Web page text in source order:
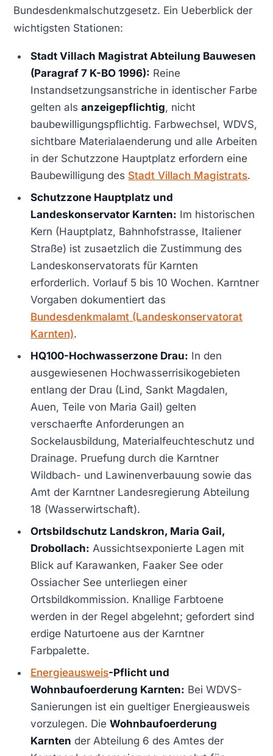
Bundesdenkmalschutzgesetz. Ein Ueberblick der
wichtigsten Stationen:
Stadt Villach Magistrat Abteilung Bauwesen
(Paragraf 7 K-BO 1996): Reine
Instandsetzungsanstriche in identischer Farbe
gelten alsanzeigepflichtig, nicht
baubewilligungspflichtig. Farbwechsel, WDVS,
sichtbare Materialaenderung und alle Arbeiten
in der Schutzzone Hauptplatz erfordern eine
Baubewilligung des Stadt Villach Magistrats.
Schutzzone Hauptplatz und
Landeskonservator Karnten: Im historischen
Kern (Hauptplatz, Bahnhofstrasse, Italiener
Straße) ist zusaetzlich die Zustimmung des
Landeskonservatorats für Karnten
erforderlich. Vorlauf 5 bis 10 Wochen. Karntner
Vorgaben dokumentiert das
Bundesdenkmalamt (Landeskonservatorat
Karnten).
HQ100-Hochwasserzone Drau: In den
ausgewiesenen Hochwasserrisikogebieten
entlang der Drau (Lind, Sankt Magdalen,
Auen, Teile von Maria Gail) gelten
verschaerfte Anforderungen an
Sockelausbildung, Materialfeuchteschutz und
Drainage. Pruefung durch die Karntner
Wildbach- und Lawinenverbauung sowie das
Amt der Karntner Landesregierung Abteilung
18 (Wasserwirtschaft).
Ortsbildschutz Landskron, Maria Gail,
Drobollach: Aussichtsexponierte Lagen mit
Blick auf Karawanken, Faaker See oder
Ossiacher See unterliegen einer
Ortsbildkommission. Knallige Farbtoene
werden in der Regel abgelehnt; gefordert sind
erdige Naturtoene aus der Karntner
Farbpalette.
Energieausweis-Pflicht und
Wohnbaufoerderung Karnten: Bei WDVS-
Sanierungen ist ein gueltiger Energieausweis
vorzulegen. DieWohnbaufoerderung
Karnten der Abteilung 6 des Amtes der